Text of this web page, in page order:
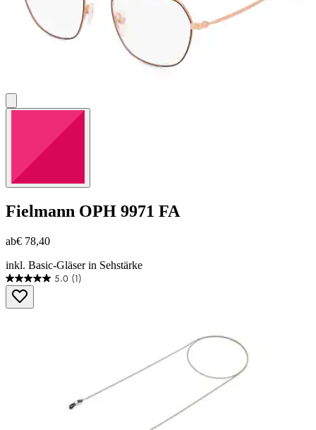
Fielmann OPH 9971 FA
ab€ 78,40
inkl. Basic-Gläser in Sehstärke
5.0 (1)
5.0
von
5